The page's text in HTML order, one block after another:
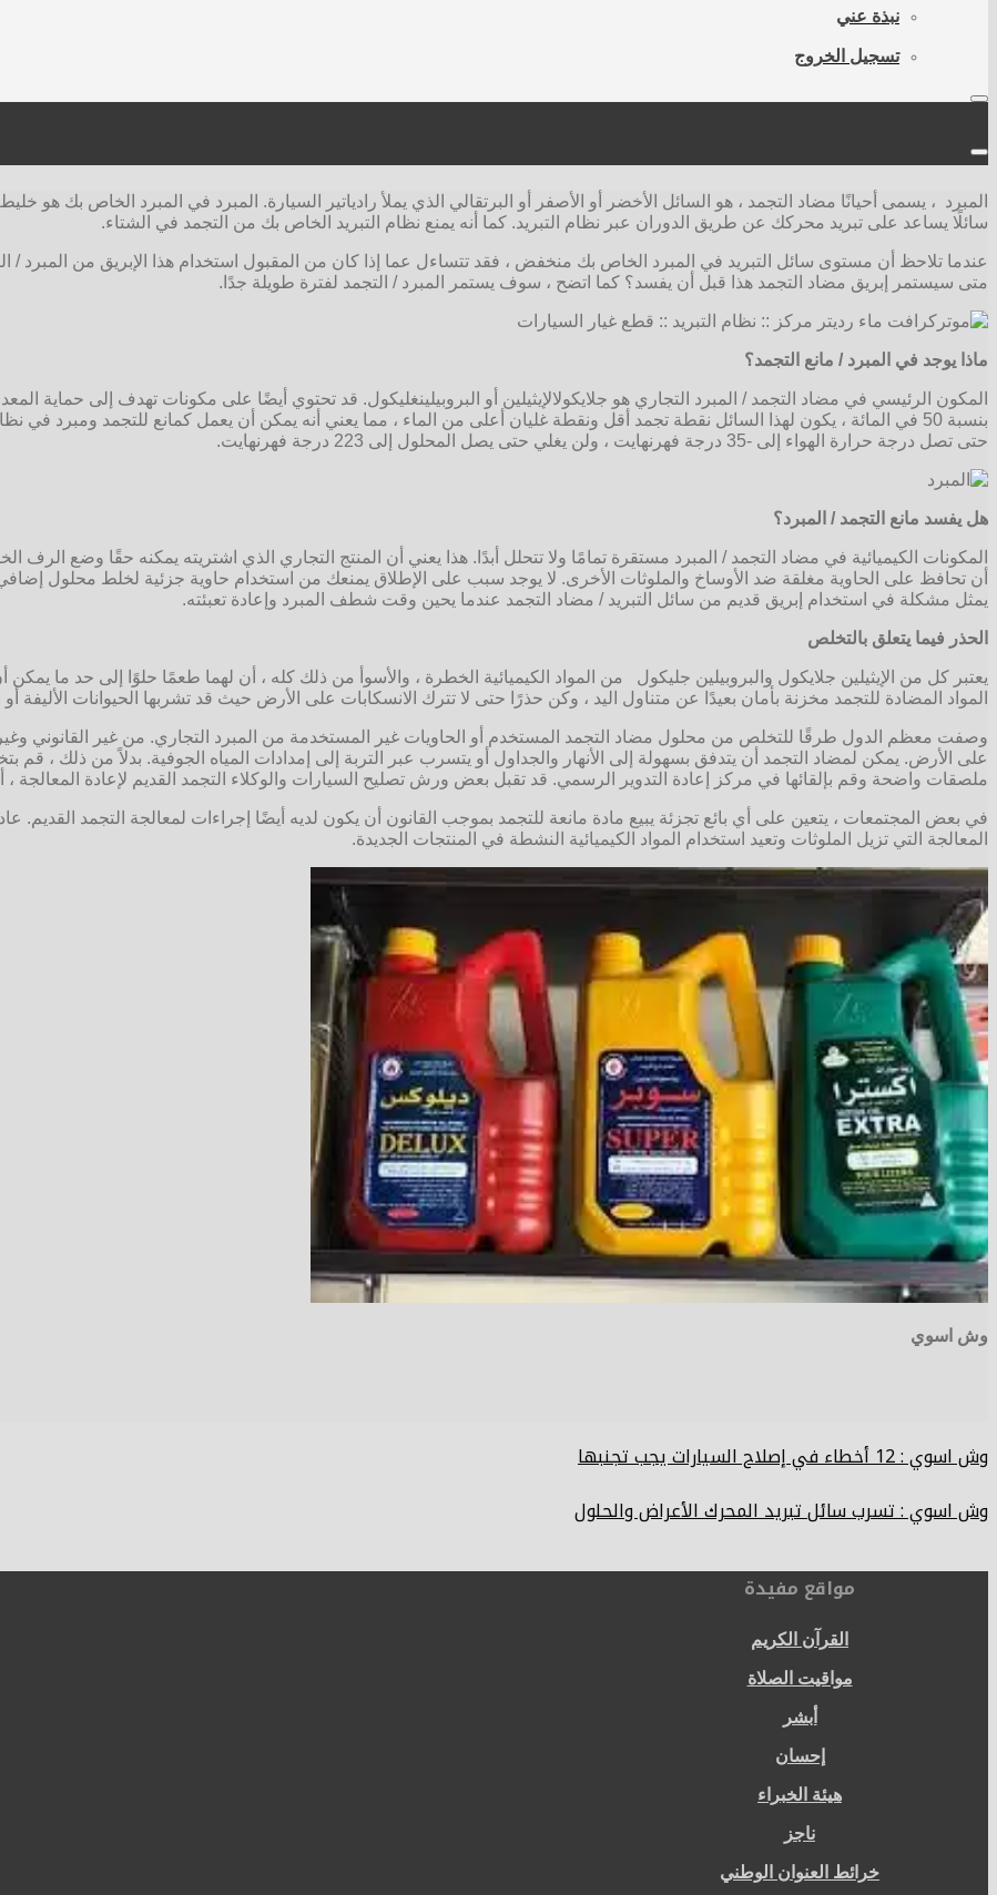
نبذة عني
تسجيل الخروج
سائلًا يساعد على تبريد محركك عن طريق الدوران عبر نظام التبريد. كما أنه يمنع نظام التبريد الخاص بك من التجمد في الشتاء.
عندما تلاحظ أن مستوى سائل التبريد في المبرد الخاص بك منخفض ، فقد تتساءل عما إذا كان من المقبول استخدام هذا الإبريق من المبرد
متى سيستمر إبريق مضاد التجمد هذا قبل أن يفسد؟ كما اتضح ، سوف يستمر المبرد / التجمد لفترة طويلة جدًا.
ماذا يوجد في المبرد / مانع التجمد؟
المكون الرئيسي في مضاد التجمد / المبرد التجاري هو جلايكولالإيثيلين أو البروبيلينغليكول. قد تحتوي أيضًا على مكونات تهدف إلى حماية
بنسبة 50 في المائة ، يكون لهذا السائل نقطة تجمد أقل ونقطة غليان أعلى من الماء ، مما يعني أنه يمكن أن يعمل كمانع للتجمد
حتى تصل درجة حرارة الهواء إلى -35 درجة فهرنهايت ، ولن يغلي حتى يصل المحلول إلى 223 درجة فهرنهايت.
هل يفسد مانع التجمد / المبرد؟
المكونات الكيميائية في مضاد التجمد / المبرد مستقرة تمامًا ولا تتحلل أبدًا. هذا يعني أن المنتج التجاري الذي اشتريته يمكنه حقًا وضع
أن تحافظ على الحاوية مغلقة ضد الأوساخ والملوثات الأخرى. لا يوجد سبب على الإطلاق يمنعك من استخدام حاوية جزئية لخلط محلول
يمثل مشكلة في استخدام إبريق قديم من سائل التبريد / مضاد التجمد عندما يحين وقت شطف المبرد وإعادة تعبئته.
الحذر فيما يتعلق بالتخلص
يعتبر كل من الإيثيلين جلايكول والبروبيلين جليكول من المواد الكيميائية الخطرة ، والأسوأ من ذلك كله ، أن لهما طعمًا حلوًا إلى حد ما يمكن
المواد المضادة للتجمد مخزنة بأمان بعيدًا عن متناول اليد ، وكن حذرًا حتى لا تترك الانسكابات على الأرض حيث قد تشربها الحيوانات الأليفة أو
وصفت معظم الدول طرقًا للتخلص من محلول مضاد التجمد المستخدم أو الحاويات غير المستخدمة من المبرد التجاري. من غير القانوني وغير
على الأرض. يمكن لمضاد التجمد أن يتدفق بسهولة إلى الأنهار والجداول أو يتسرب عبر التربة إلى إمدادات المياه الجوفية. بدلاً من ذلك ، قم
ملصقات واضحة وقم بإلقائها في مركز إعادة التدوير الرسمي. قد تقبل بعض ورش تصليح السيارات والوكلاء التجمد القديم لإعادة المعالجة
في بعض المجتمعات ، يتعين على أي بائع تجزئة يبيع مادة مانعة للتجمد بموجب القانون أن يكون لديه أيضًا إجراءات لمعالجة التجمد القديم.
المعالجة التي تزيل الملوثات وتعيد استخدام المواد الكيميائية النشطة في المنتجات الجديدة.
وش اسوي
وش اسوي : 12 أخطاء في إصلاح السيارات يجب تجنبها
وش اسوي : تسرب سائل تبريد المحرك الأعراض والحلول
مواقع مفيدة
القرآن الكريم
مواقيت الصلاة
أبشر
إحسان
هيئة الخبراء
ناجز
خرائط العنوان الوطني